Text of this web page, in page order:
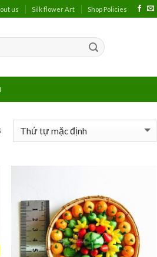
us Silk flower Art Shop Policies